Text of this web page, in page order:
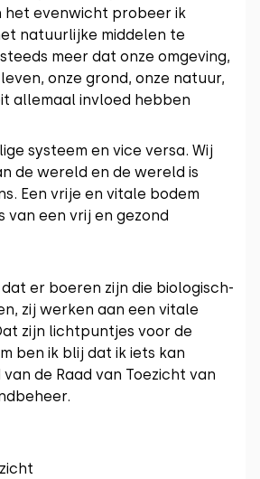
het evenwicht probeer ik
natuurlijke middelen te
meer dat onze omgeving,
onze grond, onze natuur,
allemaal invloed hebben
systeem en vice versa. Wij
de wereld en de wereld is
Een vrije en vitale bodem
van een vrij en gezond
er boeren zijn die biologisch-
zij werken aan een vitale
zijn lichtpuntjes voor de
ben ik blij dat ik iets kan
de Raad van Toezicht van